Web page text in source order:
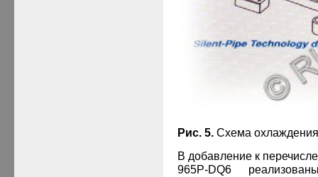
Рис. 5. Схема
В добавление к
965P-DQ6